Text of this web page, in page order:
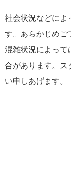
社会状況などによ
す。あらかじめご
混雑状況によって
合があります。ス
い申しあげます。